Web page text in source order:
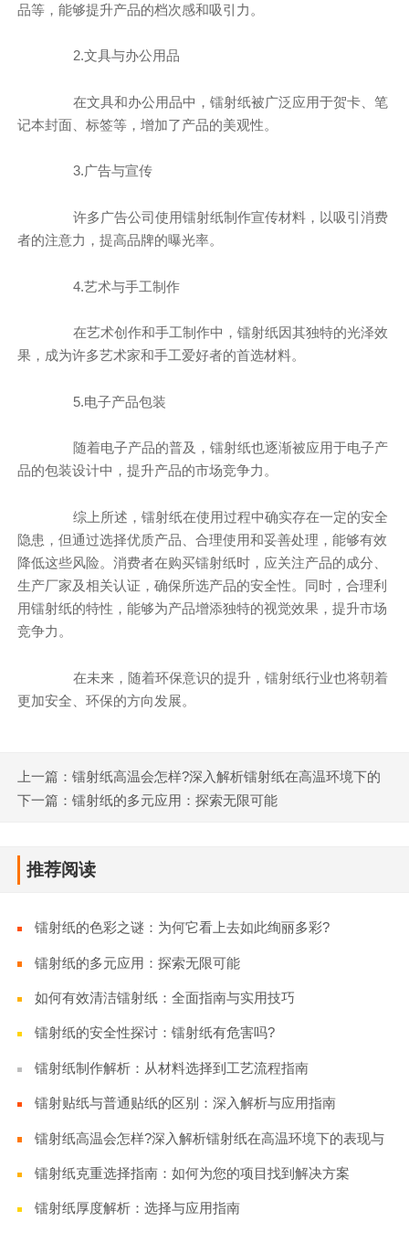
品等，能够提升产品的档次感和吸引力。
2.文具与办公用品
在文具和办公用品中，镭射纸被广泛应用于贺卡、笔
记本封面、标签等，增加了产品的美观性。
3.广告与宣传
许多广告公司使用镭射纸制作宣传材料，以吸引消费
者的注意力，提高品牌的曝光率。
4.艺术与手工制作
在艺术创作和手工制作中，镭射纸因其独特的光泽效
果，成为许多艺术家和手工爱好者的首选材料。
5.电子产品包装
随着电子产品的普及，镭射纸也逐渐被应用于电子产
品的包装设计中，提升产品的市场竞争力。
综上所述，镭射纸在使用过程中确实存在一定的安全
隐患，但通过选择优质产品、合理使用和妥善处理，能够有效
降低这些风险。消费者在购买镭射纸时，应关注产品的成分、
生产厂家及相关认证，确保所选产品的安全性。同时，合理利
用镭射纸的特性，能够为产品增添独特的视觉效果，提升市场
竞争力。
在未来，随着环保意识的提升，镭射纸行业也将朝着
更加安全、环保的方向发展。
上一篇：镭射纸高温会怎样?深入解析镭射纸在高温环境下的
表现与应用
下一篇：镭射纸的多元应用：探索无限可能
推荐阅读
镭射纸的色彩之谜：为何它看上去如此绚丽多彩?
镭射纸的多元应用：探索无限可能
如何有效清洁镭射纸：全面指南与实用技巧
镭射纸的安全性探讨：镭射纸有危害吗?
镭射纸制作解析：从材料选择到工艺流程指南
镭射贴纸与普通贴纸的区别：深入解析与应用指南
镭射纸高温会怎样?深入解析镭射纸在高温环境下的表现与
应用
镭射纸克重选择指南：如何为您的项目找到解决方案
镭射纸厚度解析：选择与应用指南